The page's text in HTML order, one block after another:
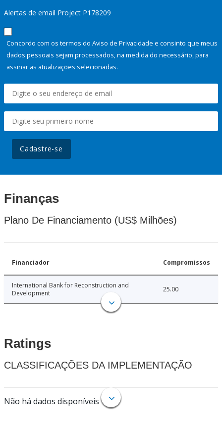
Alertas de email Project P178209
Concordo com os termos do Aviso de Privacidade e consinto que meus
dados pessoais sejam processados, na medida do necessário, para
assinar as atualizações selecionadas.
Cadastre-se
Finanças
Plano De Financiamento (US$ Milhões)
Financiador Compromissos
International Bank for Reconstruction and
Development
25.00
Ratings
CLASSIFICAÇÕES DA IMPLEMENTAÇÃO
Não há dados disponíveis